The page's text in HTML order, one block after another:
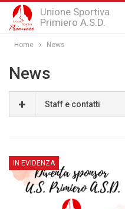
Unione Sportiva
Primiero A.S.D.
Home News
News
Staff e contatti
IN EVIDENZA